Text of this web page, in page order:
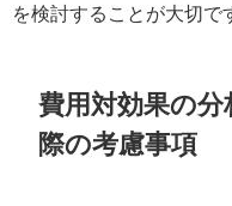
を検討することが大切で
費用対効果の
際の考慮事項